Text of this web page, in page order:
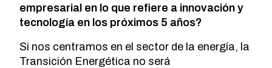
empresarial en lo que refiere a innovación y
tecnología en los próximos 5 años?
Si nos centramos en el sector de la energía, la
Transición Energética no será